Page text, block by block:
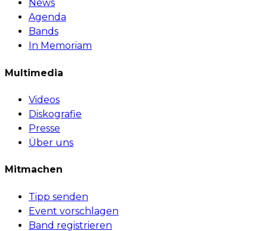
News
Agenda
Bands
In Memoriam
Multimedia
Videos
Diskografie
Presse
Über uns
Mitmachen
Tipp senden
Event vorschlagen
Band registrieren